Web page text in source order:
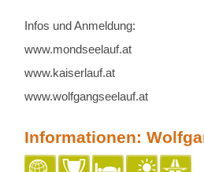
Infos und Anmeldung:
www.mondseelauf.at
www.kaiserlauf.at
www.wolfgangseelauf.at
Informationen: